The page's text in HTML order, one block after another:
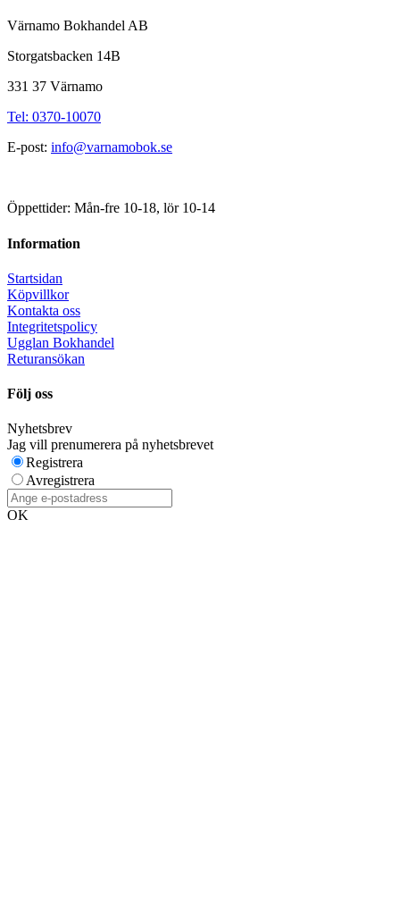
Värnamo Bokhandel AB
Storgatsbacken 14B
331 37 Värnamo
Tel: 0370-10070
E-post: info@varnamobok.se
Öppettider: Mån-fre 10-18, lör 10-14
Information
Startsidan
Köpvillkor
Kontakta oss
Integritetspolicy
Ugglan Bokhandel
Returansökan
Följ oss
Nyhetsbrev
Jag vill prenumerera på nyhetsbrevet
Registrera
Avregistrera
OK